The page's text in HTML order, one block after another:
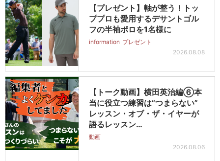
【プレゼント】軸が整う！トッ
ププロも愛用するデサントゴル
フの半袖ポロを1名様に
information プレゼント
2026.08.08
【トーク動画】横田英治編⑥本
当に役立つ練習は“つまらない”
レッスン・オブ・ザ・イヤーが
語るレッスン…
動画
2026.08.06